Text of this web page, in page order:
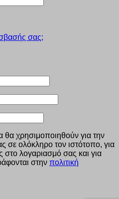
σας;
χρησιμοποιηθούν για την
σε ολόκληρο τον ιστότοπο, για
στο λογαριασμό σας και για
στην πολιτική